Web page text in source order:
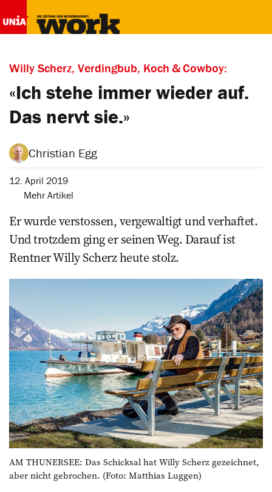
Willy Scherz, Verdingbub, Koch & Cowboy:
«Ich stehe immer wieder auf.
Das nervt sie.»
Christian Egg
12. April 2019
Mehr Artikel
Er wurde verstossen, vergewaltigt und verhaftet.
Und trotzdem ging er seinen Weg. Darauf ist
Rentner Willy Scherz heute stolz.
AM THUNERSEE: Das Schicksal hat Willy Scherz gezeichnet,
aber nicht gebrochen. (Foto: Matthias Luggen)